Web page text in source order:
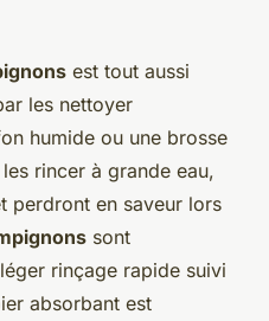
est tout aussi
les nettoyer
humide ou une brosse
rincer à grande eau,
perdront en saveur lors
sont
rinçage rapide suivi
absorbant est